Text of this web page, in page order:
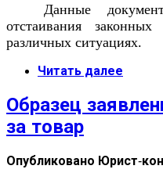
Данные
отстаивания
различных ситуациях.
Читать далее
Образец
за товар
Опубликовано Юрист-